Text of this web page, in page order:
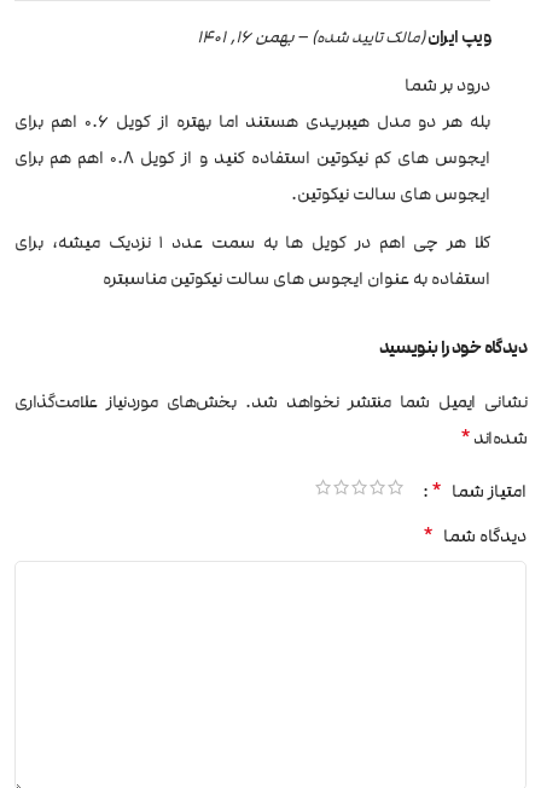
ویپ ایران(مالک تایید شده) – بهمن 16, 1401
درود بر شما
بله هر دو مدل هیبریدی هستند اما بهتره از کویل 0.6 اهم برای
ایجوس های کم نیکوتین استفاده کنید و از کویل 0.8 اهم هم برای
ایجوس های سالت نیکوتین.
کلا هر چی اهم در کویل ها به سمت عدد 1 نزدیک میشه، برای
استفاده به عنوان ایجوس های سالت نیکوتین مناسبتره
دیدگاه خود را بنویسید
نشانی ایمیل شما منتشر نخواهد شد. بخش‌های موردنیاز علامت‌گذاری
شده‌اند*
امتیاز شما *
دیدگاه شما *